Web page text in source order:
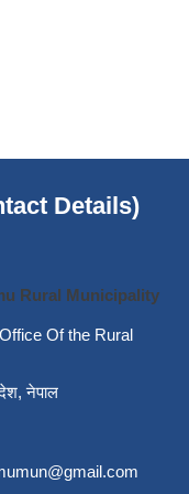
Details)
Rural Municipality
(Office Of the Rural
नेपाल